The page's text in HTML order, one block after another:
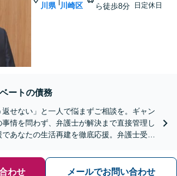
川県 川崎区
ら徒歩8分
日定休日
ートの債務
返せない」と一人で悩まずご相談を。ギャン
情を問わず、弁護士が解決まで直接管理し
あなたの生活再建を徹底応援。弁護士受任
わせ メールでお問い合わせ